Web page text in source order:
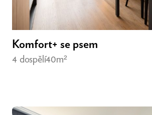
Komfort+ se psem
4 dospělí40m²